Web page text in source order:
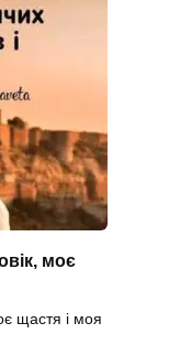
моє
щастя і моя